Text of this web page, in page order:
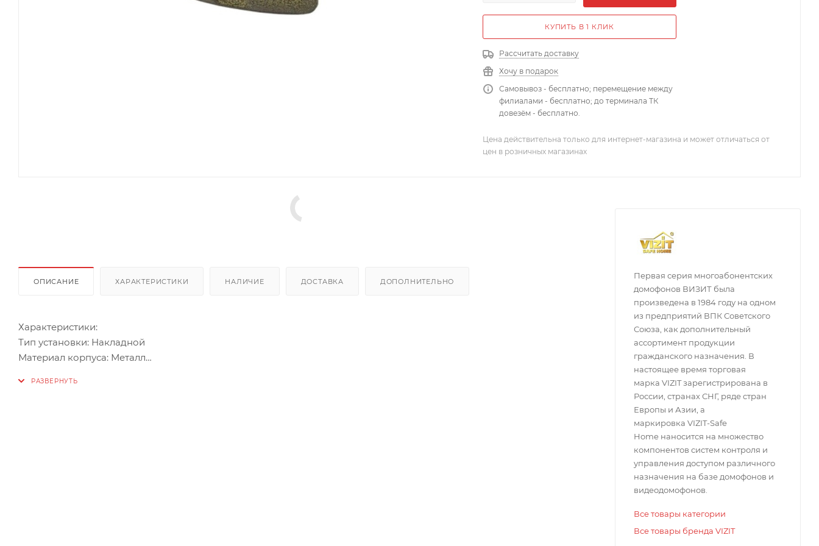
КУПИТЬ В 1 КЛИК
Рассчитать доставку
Хочу в подарок
Самовывоз - бесплатно; перемещение между
филиалами - бесплатно; до терминала ТК
довезём - бесплатно.
Цена действительна только для интернет-магазина и может отличаться от
цен в розничных магазинах
ОПИСАНИЕ ХАРАКТЕРИСТИКИ НАЛИЧИЕ ДОСТАВКА ДОПОЛНИТЕЛЬНО
Характеристики:
Тип установки: Накладной
Материал корпуса: Металл
Первая серия многоабонентских
домофонов ВИЗИТ была
произведена в 1984 году на одном
из предприятий ВПК Советского
Союза, как дополнительный
ассортимент продукции
гражданского назначения. В
настоящее время торговая
марка VIZIT зарегистрирована в
России, странах СНГ, ряде стран
Европы и Азии, а
маркировка VIZIT-Safe
Home наносится на множество
компонентов систем контроля и
управления доступом различного
назначения на базе домофонов и
видеодомофонов.
Все товары категории
Все товары бренда VIZIT